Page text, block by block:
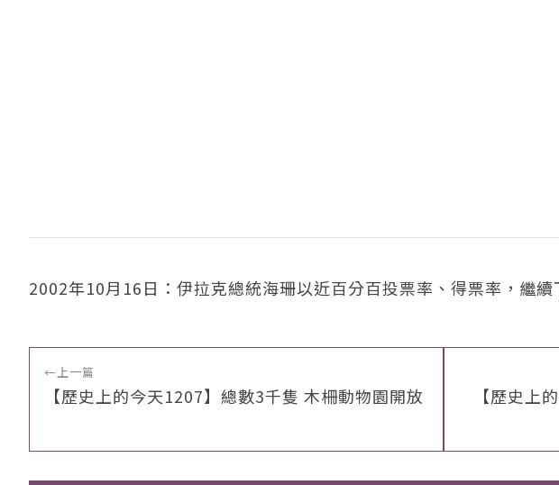
2002年10月16日：伊拉克總統海珊以近百分百投票率、得票率，繼續
← 上一篇
【歷史上的今天1207】總數3千隻 木柵動物園開放
【歷史上